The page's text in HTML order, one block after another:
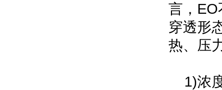
言，EO
穿透形
热、压
1)浓